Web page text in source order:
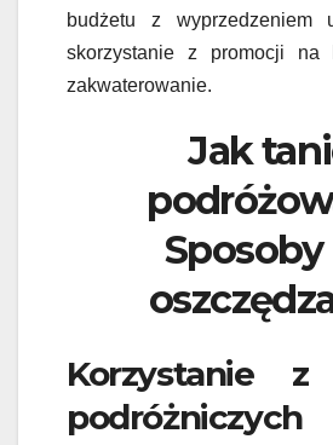
budżetu z wyprzedzeniem
skorzystanie z promocji na
zakwaterowanie.
Jak
Sposoby
Korzystanie z
podróżniczych